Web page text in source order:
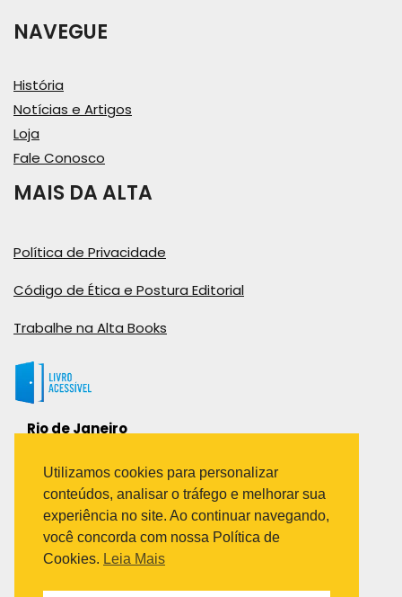
NAVEGUE
História
Notícias e Artigos
Loja
Fale Conosco
MAIS DA ALTA
Política de Privacidade
Código de Ética e Postura Editorial
Trabalhe na Alta Books
Rio de Janeiro
Bairro Industrial do Jacaré
Rio de Janeiro – RJ – CEP: 20970-031
Telefone:
(21) 3278-8069
(21) 3995-7512
Utilizamos cookies para personalizar
conteúdos, analisar o tráfego e melhorar sua
experiência no site. Ao continuar navegando,
você concorda com nossa Política de
Cookies. Leia Mais